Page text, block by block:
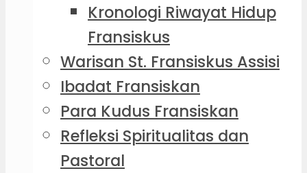
Kronologi Riwayat Hidup
Fransiskus
Warisan St. Fransiskus Assisi
Ibadat Fransiskan
Para Kudus Fransiskan
Refleksi Spiritualitas dan
Pastoral